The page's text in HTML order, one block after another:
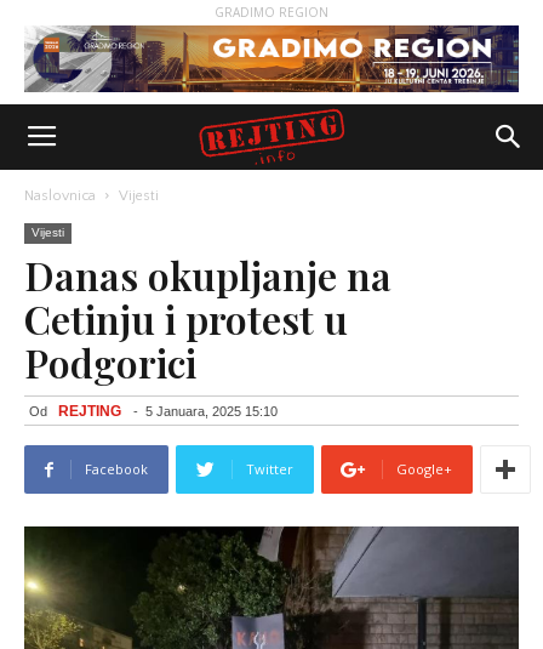
GRADIMO REGION
Naslovnica Vijesti
Vijesti
Danas okupljanje na
Cetinju i protest u
Podgorici
Od REJTING - 5 Januara, 2025 15:10
Facebook Twitter Google+